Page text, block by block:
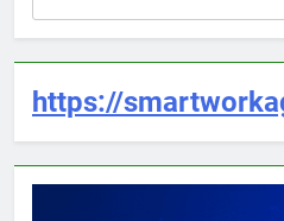
https://